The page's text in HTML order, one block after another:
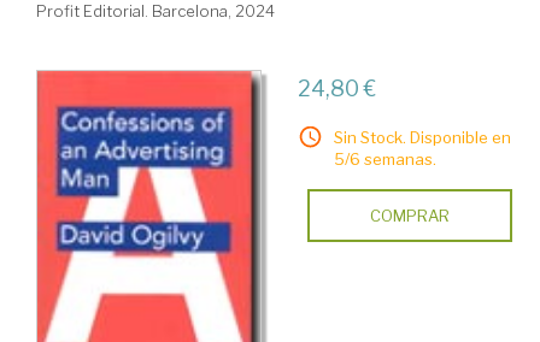
Profit Editorial. Barcelona, 2024
24,80 €
Sin Stock. Disponible en
5/6 semanas.
COMPRAR